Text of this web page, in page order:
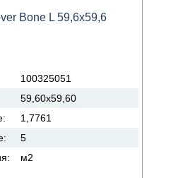
Bone L 59,6x59,6
100325051
59,60x59,60
1,7761
5
м2